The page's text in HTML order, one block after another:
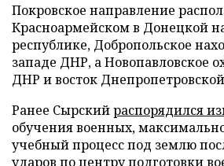
Покровское направление
Красноармейском в Донецкой
республике, Добропольское
западе ДНР, а Новопавловское
ДНР и восток
Ранее Сырскийраспорядился
обучения военных,
учебный процесс под землю
ударов по центру подготовки